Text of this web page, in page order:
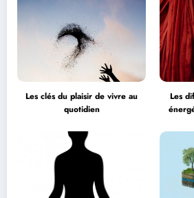
Les clés du plaisir de vivre au
quotidien
Les